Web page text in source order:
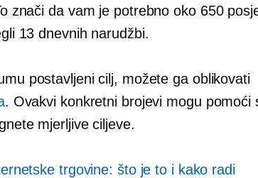
znači da vam je potrebno oko 650
13 dnevnih narudžbi.
postavljeni cilj, možete ga oblikovati
. Ovakvi konkretni brojevi mogu pomoći
mjerljive ciljeve.
trgovine: što je to i kako radi